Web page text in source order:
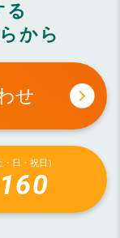
る
から
せ
日・祝日）